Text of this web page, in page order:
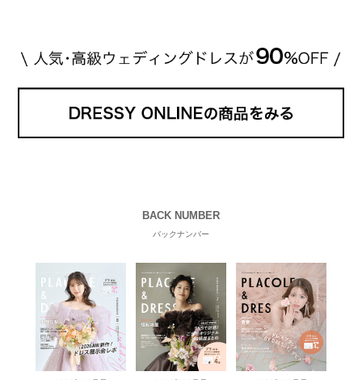
BACK NUMBER
バックナンバー